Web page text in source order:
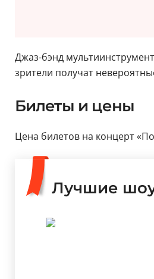
Джаз-бэнд
зрители получат
Билеты и цены
Цена билетов на концерт
Лучшие